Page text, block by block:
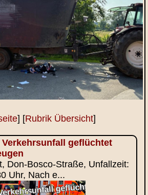
] [Rubrik Übersicht]
Verkehrsunfall geflüchtet
Don-Bosco-Straße, Unfallzeit:
Uhr, Nach e...